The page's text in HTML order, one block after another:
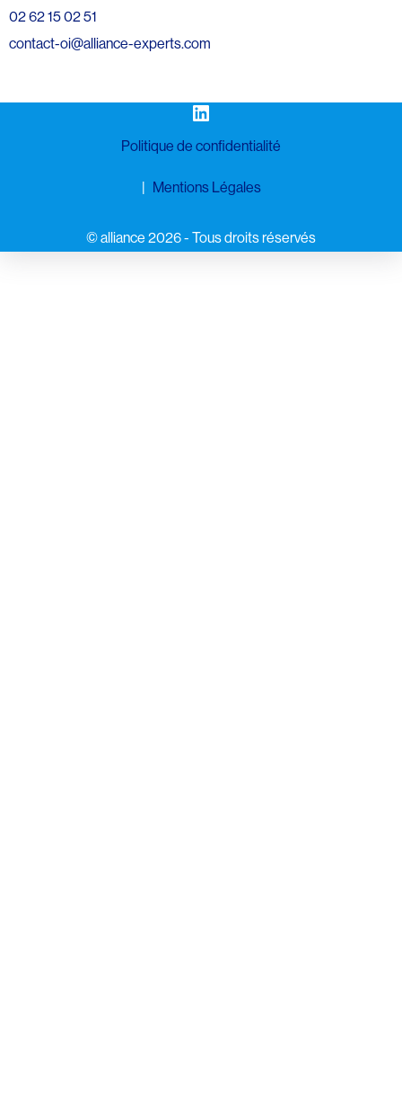
02 62 15 02 51
contact-oi@alliance-experts.com
LinkedIn
Politique de confidentialité
Mentions Légales
©️ alliance 2026 - Tous droits réservés